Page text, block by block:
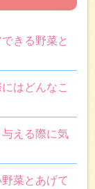
きる野菜と
はどんなこ
える際に気
菜とあげて